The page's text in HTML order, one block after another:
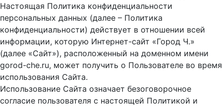
Настоящая Политика конфиденциальности
персональных данных (далее – Политика
конфиденциальности) действует в отношении всей
информации, которую Интернет-сайт «Город Ч.»
(далее «Сайт»), расположенный на доменном имени
gorod-che.ru, может получить о Пользователе во время
использования Cайта.
Использование Сайта означает безоговорочное
согласие пользователя с настоящей Политикой и